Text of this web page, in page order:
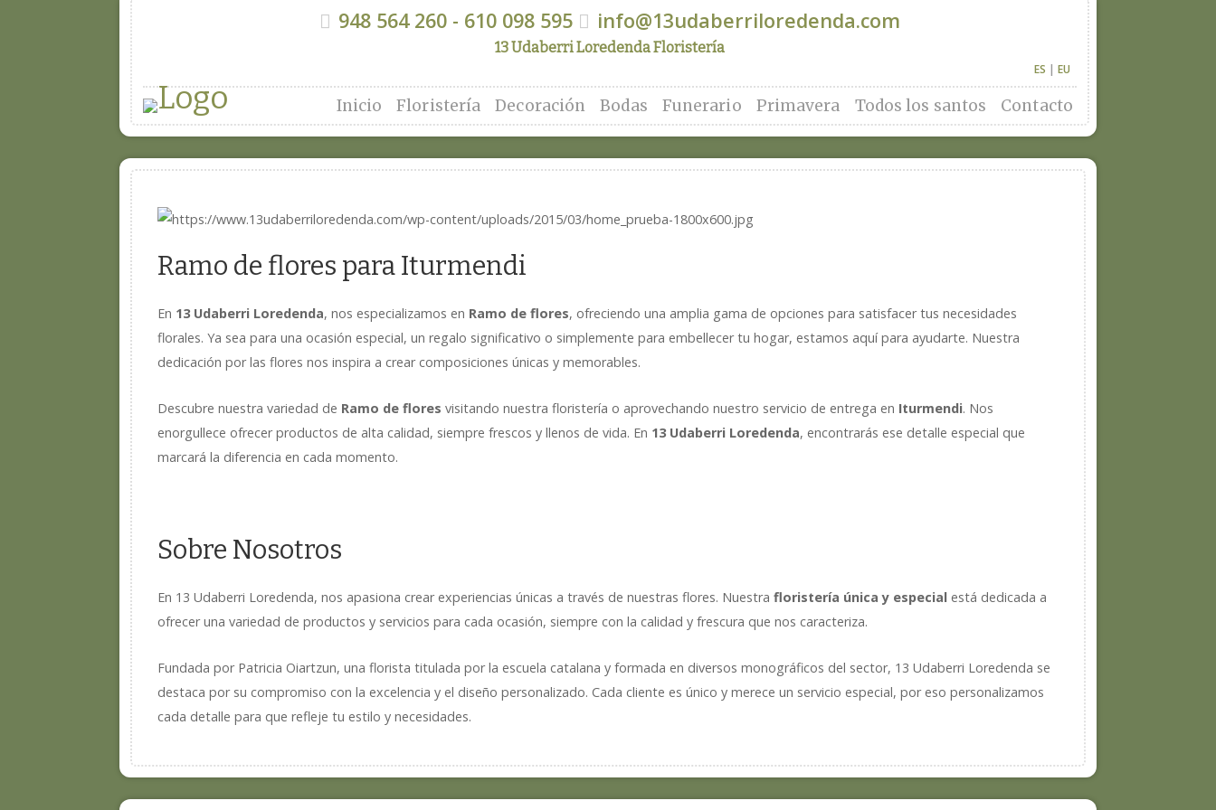
948 564 260 - 610 098 595 info@13udaberriloredenda.com
13 Udaberri Loredenda Floristería
ES | EU
Inicio Floristería Decoración Bodas Funerario Primavera Todos los santos Contacto
Ramo de flores para Iturmendi
En 13 Udaberri Loredenda, nos especializamos en Ramo de flores, ofreciendo una amplia gama de opciones para satisfacer tus necesidades
florales. Ya sea para una ocasión especial, un regalo significativo o simplemente para embellecer tu hogar, estamos aquí para ayudarte. Nuestra
dedicación por las flores nos inspira a crear composiciones únicas y memorables.
Descubre nuestra variedad de Ramo de flores visitando nuestra floristería o aprovechando nuestro servicio de entrega en Iturmendi. Nos
enorgullece ofrecer productos de alta calidad, siempre frescos y llenos de vida. En 13 Udaberri Loredenda, encontrarás ese detalle especial que
marcará la diferencia en cada momento.
Sobre Nosotros
En 13 Udaberri Loredenda, nos apasiona crear experiencias únicas a través de nuestras flores. Nuestra floristería única y especial está dedicada a
ofrecer una variedad de productos y servicios para cada ocasión, siempre con la calidad y frescura que nos caracteriza.
Fundada por Patricia Oiartzun, una florista titulada por la escuela catalana y formada en diversos monográficos del sector, 13 Udaberri Loredenda se
destaca por su compromiso con la excelencia y el diseño personalizado. Cada cliente es único y merece un servicio especial, por eso personalizamos
cada detalle para que refleje tu estilo y necesidades.